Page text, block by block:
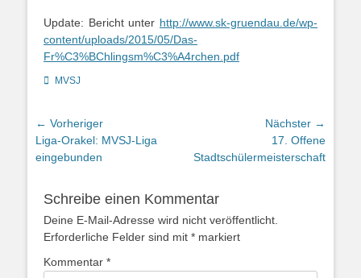
Update: Bericht unter http://www.sk-gruendau.de/wp-
content/uploads/2015/05/Das-
Fr%C3%BChlingsm%C3%A4rchen.pdf
Kategorien
MVSJ
Beitragsnavigation
← Vorheriger
Vorheriger
Beitrag:
Liga-Orakel: MVSJ-Liga
eingebunden
Nächster →
Beitrag:
17. Offene
Stadtschülermeisterschaft
Schreibe einen Kommentar
Deine E-Mail-Adresse wird nicht veröffentlicht.
Erforderliche Felder sind mit * markiert
Kommentar *